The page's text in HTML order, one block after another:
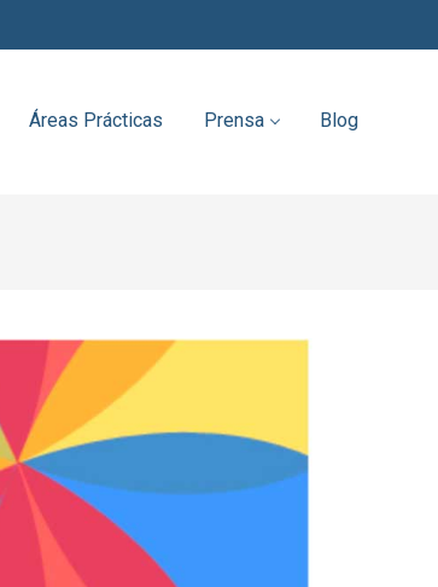
Áreas Prácticas Prensa Blog